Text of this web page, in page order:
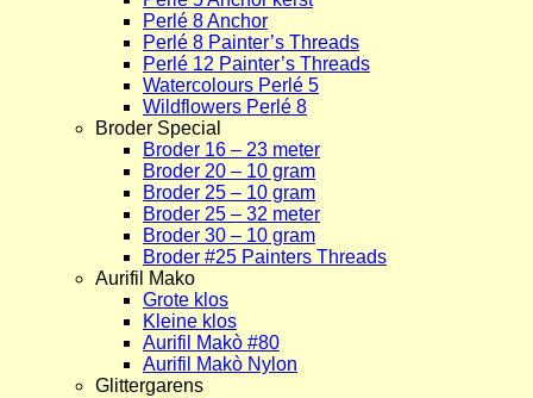
Perlé 8 Anchor
Perlé 8 Painter’s Threads
Perlé 12 Painter’s Threads
Watercolours Perlé 5
Wildflowers Perlé 8
Broder Special
Broder 16 – 23 meter
Broder 20 – 10 gram
Broder 25 – 10 gram
Broder 25 – 32 meter
Broder 30 – 10 gram
Broder #25 Painters Threads
Aurifil Mako
Grote klos
Kleine klos
Aurifil Makò #80
Aurifil Makò Nylon
Glittergarens